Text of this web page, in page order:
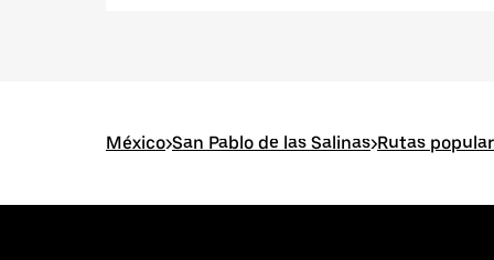
México>San Pablo de las Salinas>Rutas